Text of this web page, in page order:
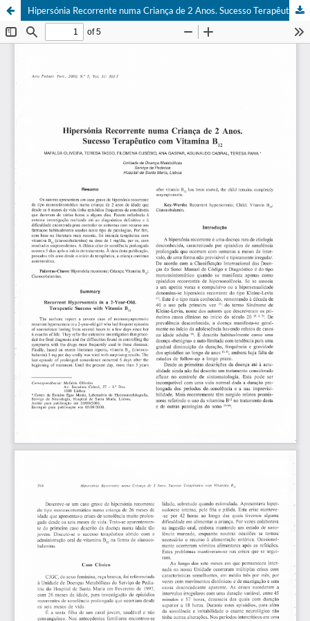
Hipersónia Recorrente numa Criança de 2 Anos. Sucesso Terapêutico com Vitamina B12